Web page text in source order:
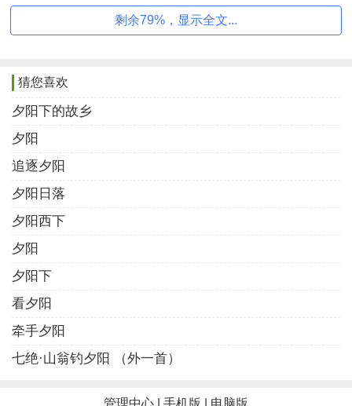
万物涂鸦秋色滴，千山层染黛青遮。
夕阳余炫翩跹韵，惟有和平盛世华。
日影西斜犹羡东，夕光堪比晓花红。
老树垂荫掩岁月，白云浮玉布星空。
春消燕去人长望，眸闪灵犀柳色笼。
作者：郭德平
托起霞光映海天，交融暮色暖炊烟。
酙三杯酒斜晖里，抖抖精神诗几篇。
剩余79%，显示全文...
猜您喜欢
夕阳下的故乡
夕阳
追逐夕阳
夕阳日落
夕阳西下
夕阳
夕阳下
看夕阳
牵手夕阳
七绝·山翁钓夕阳 （外一首）
管理中心 手机版 电脑版